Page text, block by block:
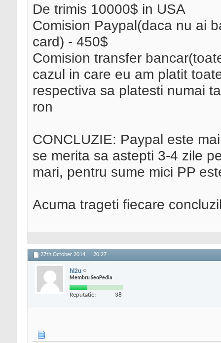
De trimis 10000$ in USA
Comision Paypal(daca nu ai
card) - 450$
Comision transfer
cazul in care eu am platit
respectiva sa platesti numai
ron
CONCLUZIE: Paypal este
se merita sa astepti 3-4 zile
mari, pentru sume mici PP
Acuma trageti fiecare
27th October 2014, 20:27
hl2u
Membru SeoPedia
Reputatie: 38